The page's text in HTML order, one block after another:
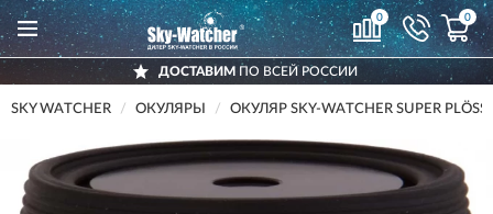
0 0
ДОСТАВИМ ПО ВСЕЙ РОССИИ
SKY WATCHER ОКУЛЯРЫ ОКУЛЯР SKY-WATCHER SUPER